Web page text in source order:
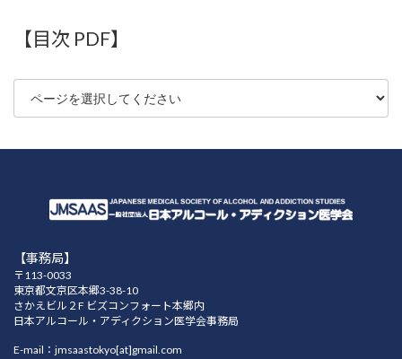
48巻（2013年）
45巻（2010年）
44巻（2009年）
43巻（2008年）
42巻（2007年）
【目次 PDF】
【事務局】
〒113-0033
東京都文京区本郷3-38-10
さかえビル２F ビズコンフォート本郷内
日本アルコール・アディクション医学会事務局
E-mail：jmsaastokyo[at]gmail.com